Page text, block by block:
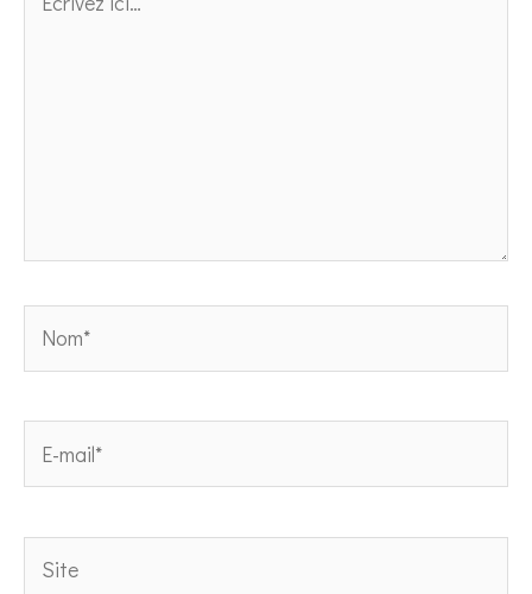
ici…
mail*